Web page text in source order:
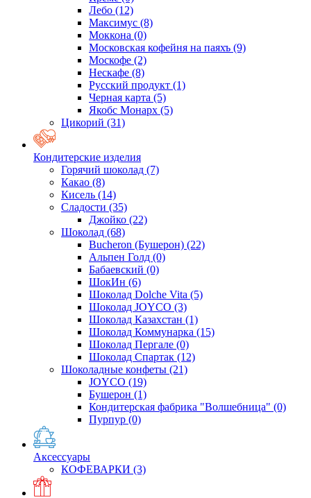
Лебо (12)
Максимус (8)
Моккона (0)
Московская кофейня на паяхъ (9)
Москофе (2)
Нескафе (8)
Русский продукт (1)
Черная карта (5)
Якобс Монарх (5)
Цикорий (31)
Кондитерские изделия
Горячий шоколад (7)
Какао (8)
Кисель (14)
Сладости (35)
Джойко (22)
Шоколад (68)
Bucheron (Бушерон) (22)
Альпен Голд (0)
Бабаевский (0)
ШокИн (6)
Шоколад Dolche Vita (5)
Шоколад JOYCO (3)
Шоколад Казахстан (1)
Шоколад Коммунарка (15)
Шоколад Пергале (0)
Шоколад Спартак (12)
Шоколадные конфеты (21)
JOYCO (19)
Бушерон (1)
Кондитерская фабрика "Волшебница" (0)
Пурпур (0)
Аксессуары
КОФЕВАРКИ (3)